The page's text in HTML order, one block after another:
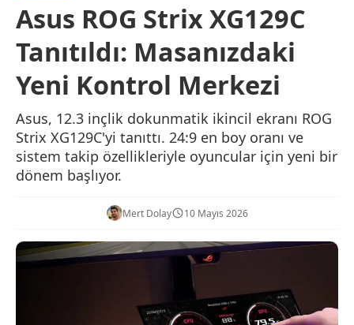
Asus ROG Strix XG129C
Tanıtıldı: Masanızdaki
Yeni Kontrol Merkezi
Asus, 12.3 inçlik dokunmatik ikincil ekranı ROG
Strix XG129C'yi tanıttı. 24:9 en boy oranı ve
sistem takip özellikleriyle oyuncular için yeni bir
dönem başlıyor.
Mert Dolay 10 Mayıs 2026